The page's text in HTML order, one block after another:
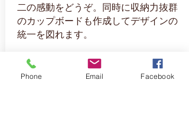
二の感動をどうぞ。同時に収納力抜群
のカップボードも作成してデザインの
統一を図れます。
Phone Email Facebook